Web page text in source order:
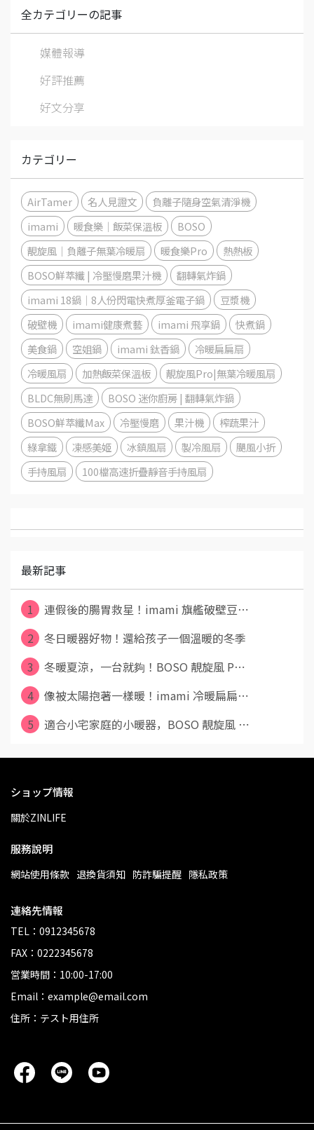
全カテゴリーの記事
媒體報導
好評推薦
好文分享
カテゴリー
AirTamer 名人見證文
負離子隨身空氣清淨機
imami
暖食樂｜飯菜保溫板
BOSO
靚旋風｜負離子無葉冷暖扇
暖食樂Pro
熱熱板
BOSO鮮萃纖 | 冷壓慢磨果汁機
翻轉氣炸鍋
imami 18鍋│8人份閃電快煮厚釜電子鍋
豆漿機
破壁機
imami健康煮藝 imami 飛享鍋
快煮鍋
美食鍋
空姐鍋 imami 鈦香鍋
冷暖扁扁扇
冷暖風扇
加熱飯菜保溫板
靚旋風Pro|無葉冷暖風扇
BLDC無刷馬達
BOSO 迷你廚房 | 翻轉氣炸鍋
BOSO鮮萃纖Max
冷壓慢磨 果汁機
榨蔬果汁
綠拿鐵
凍感美姬 冰鎮風扇 製冷風扇
颶風小折
手持風扇
100檔高速折疊靜音手持風扇
最新記事
1
連假後的腸胃救星！imami 旗艦破壁豆⋯
2
冬日暖器好物！還給孩子一個溫暖的冬季
3
冬暖夏涼，一台就夠！BOSO 靚旋風 P⋯
4
像被太陽抱著一樣暖！imami 冷暖扁扁⋯
5
適合小宅家庭的小暖器，BOSO 靚旋風 ⋯
ショップ情報
關於ZINLIFE
服務說明
網站使用條款 退換貨須知 防詐騙提醒 隱私政策
連絡先情報
TEL：0912345678
FAX：0222345678
営業時間：10:00-17:00
Email：example@email.com
住所：テスト用住所